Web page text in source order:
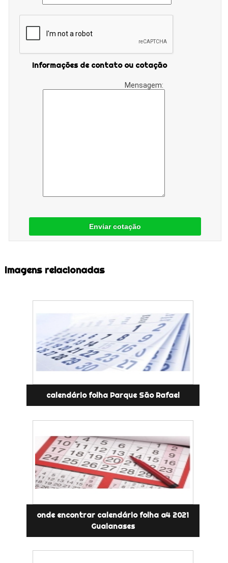
Informações de contato ou cotação
Mensagem:
Enviar cotação
Imagens relacionadas
calendário folha Parque São Rafael
onde encontrar calendário folha a4 2021
Guaianases